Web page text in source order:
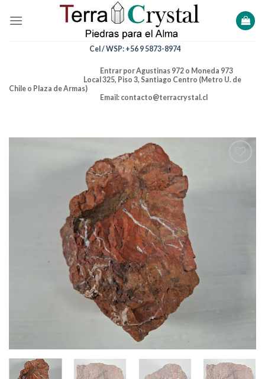
Cel / WSP: +56 9 5873-8974
Entrar por Agustinas 972 o Moneda 973
Local 325, Piso 3, Santiago Centro (Metro U. de
Chile o Plaza de Armas)
Email: contacto@terracrystal.cl